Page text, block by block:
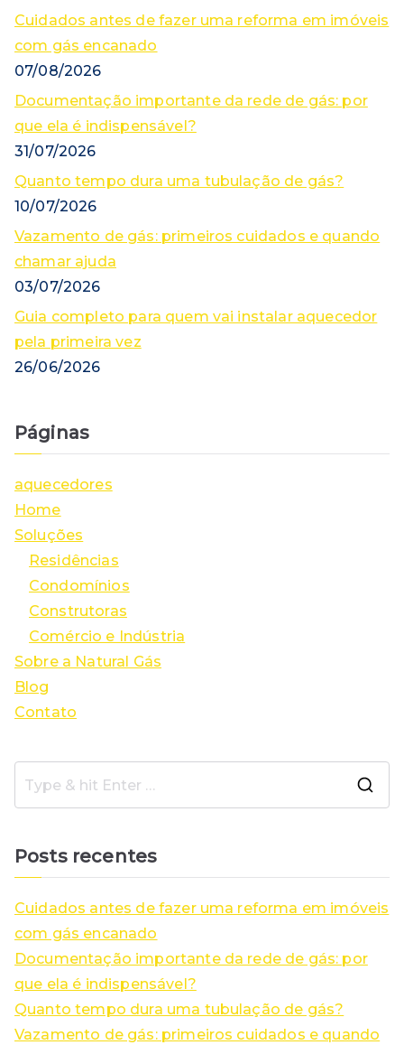
Cuidados antes de fazer uma reforma em imóveis
com gás encanado
07/08/2026
Documentação importante da rede de gás: por
que ela é indispensável?
31/07/2026
Quanto tempo dura uma tubulação de gás?
10/07/2026
Vazamento de gás: primeiros cuidados e quando
chamar ajuda
03/07/2026
Guia completo para quem vai instalar aquecedor
pela primeira vez
26/06/2026
Páginas
aquecedores
Home
Soluções
Residências
Condomínios
Construtoras
Comércio e Indústria
Sobre a Natural Gás
Blog
Contato
Posts recentes
Cuidados antes de fazer uma reforma em imóveis
com gás encanado
Documentação importante da rede de gás: por
que ela é indispensável?
Quanto tempo dura uma tubulação de gás?
Vazamento de gás: primeiros cuidados e quando